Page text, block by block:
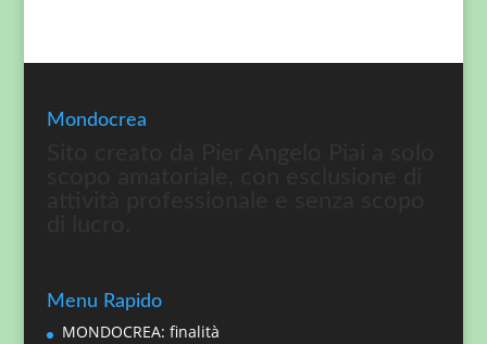
Mondocrea
Menu Rapido
MONDOCREA: finalità